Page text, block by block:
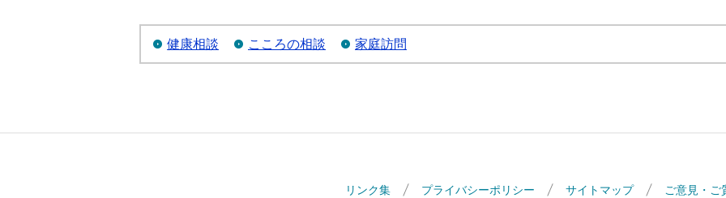
健康相談 こころの相談 家庭訪問
リンク集 プライバシーポリシー サイトマップ ご意見・ご